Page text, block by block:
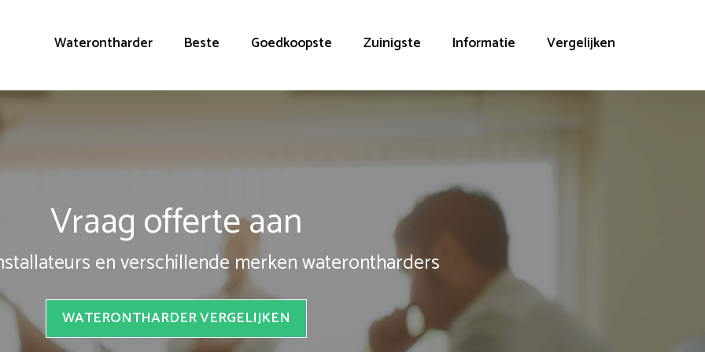
Waterontharder Beste Goedkoopste Zuinigste Informatie Vergelijken
Vraag offerte aan
en verschillende merken waterontharders
WATERONTHARDER VERGELIJKEN